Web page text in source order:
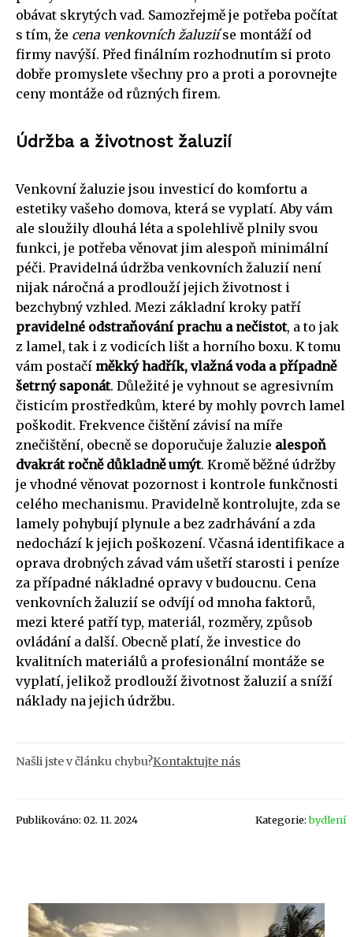
obávat skrytých vad. Samozřejmě je potřeba počítat
s tím, že cena venkovních žaluziíse montáží od
firmy navýší. Před finálním rozhodnutím si proto
dobře promyslete všechny pro a proti a porovnejte
ceny montáže od různých firem.
Údržba a životnost žaluzií
Venkovní žaluzie jsou investicí do komfortu a
estetiky vašeho domova, která se vyplatí. Aby vám
ale sloužily dlouhá léta a spolehlivě plnily svou
funkci, je potřeba věnovat jim alespoň minimální
péči. Pravidelná údržba venkovních žaluzií není
nijak náročná a prodlouží jejich životnost i
bezchybný vzhled. Mezi základní kroky patří
pravidelné odstraňování prachu a nečistot, a to jak
z lamel, tak i z vodicích lišt a horního boxu. K tomu
vám postačí měkký hadřík, vlažná voda a případně
šetrný saponát. Důležité je vyhnout se agresivním
čisticím prostředkům, které by mohly povrch lamel
poškodit. Frekvence čištění závisí na míře
znečištění, obecně se doporučuje žaluzie alespoň
dvakrát ročně důkladně umýt. Kromě běžné údržby
je vhodné věnovat pozornost i kontrole funkčnosti
celého mechanismu. Pravidelně kontrolujte, zda se
lamely pohybují plynule a bez zadrhávání a zda
nedochází k jejich poškození. Včasná identifikace a
oprava drobných závad vám ušetří starosti i peníze
za případné nákladné opravy v budoucnu. Cena
venkovních žaluzií se odvíjí od mnoha faktorů,
mezi které patří typ, materiál, rozměry, způsob
ovládání a další. Obecně platí, že investice do
kvalitních materiálů a profesionální montáže se
vyplatí, jelikož prodlouží životnost žaluzií a sníží
náklady na jejich údržbu.
Našli jste v článku chybu?Kontaktujte nás
Publikováno: 02. 11. 2024 Kategorie:bydlení